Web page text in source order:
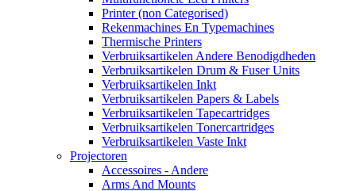
Printer (non Categorised)
Rekenmachines En Typemachines
Thermische Printers
Verbruiksartikelen Andere Benodigdheden
Verbruiksartikelen Drum & Fuser Units
Verbruiksartikelen Inkt
Verbruiksartikelen Papers & Labels
Verbruiksartikelen Tapecartridges
Verbruiksartikelen Tonercartridges
Verbruiksartikelen Vaste Inkt
Projectoren
Accessoires - Andere
Arms And Mounts